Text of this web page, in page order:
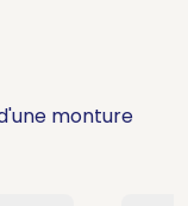
monture